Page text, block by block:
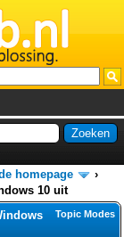
homepage
›
10 uit
Topic Modes